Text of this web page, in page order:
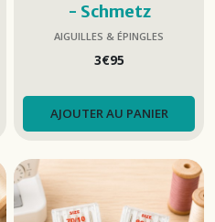
- Schmetz
AIGUILLES & ÉPINGLES
3€95
AJOUTER AU PANIER